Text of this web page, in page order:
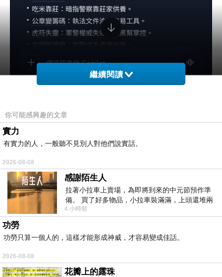
繼續閱讀
你可能感興趣的文章
實力
有實力的人，一般聽不見別人對他們說實話。
2026-08-08
感謝陌生人
拉著小拉車上賣場，為即將到來的中元節預作準
備。 買了好多物品，小拉車裝滿滿，上頭還堆兩
紙箱。 雖辛苦了點，這點程度我一個人搬
4 小時前
功勞
功勞只算一個人的，這樣才能形成神威，才容易變成佳話。
2026-08-08
花瓣上的露珠